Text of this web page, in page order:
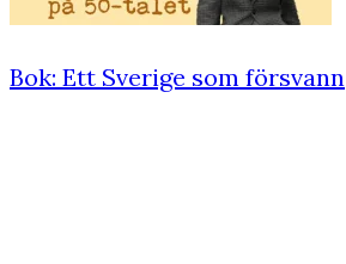
Bok: Ett Sverige som försvann